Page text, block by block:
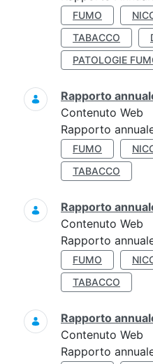
FUMO
TABACCO
PATOLOGIE
Rapporto
Contenuto Web
Rapporto
FUMO
TABACCO
Rapporto
Contenuto Web
Rapporto
FUMO
TABACCO
Rapporto
Contenuto Web
Rapporto